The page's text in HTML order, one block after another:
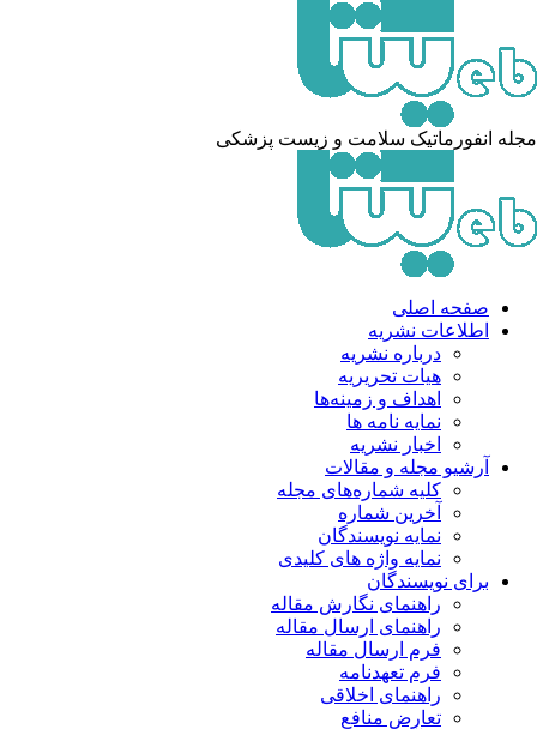
انفورماتیک سلامت و زیست پزشکی
صفحه اصلی
اطلاعات نشریه
درباره نشریه
هیات تحریریه
اهداف و زمینه‌ها
نمایه نامه ها
اخبار نشریه
آرشیو مجله و مقالات
کلیه شماره‌های مجله
آخرین شماره
نمایه نویسندگان
نمایه واژه های کلیدی
برای نویسندگان
راهنمای نگارش مقاله
راهنمای ارسال مقاله
فرم ارسال مقاله
فرم تعهدنامه
راهنمای اخلاقی
تعارض منافع